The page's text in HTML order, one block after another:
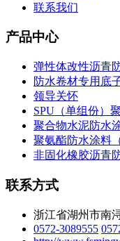
联系我们
产品中心
弹性体改性沥青
防水卷材专用底
领导关怀
SPU（单组份）
聚合物水泥防水涂
聚氨酯防水涂料
非固化橡胶沥青
联系方式
浙江省湖州市南
0572-3089555